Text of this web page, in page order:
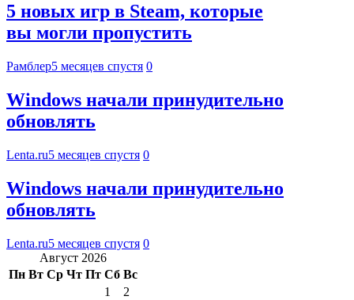
5 новых игр в Steam, которые
вы могли пропустить
Рамблер5 месяцев спустя 0
Windows начали принудительно
обновлять
Lenta.ru5 месяцев спустя 0
Windows начали принудительно
обновлять
Lenta.ru5 месяцев спустя 0
Август 2026
Пн Вт Ср Чт Пт Сб Вс
1
2